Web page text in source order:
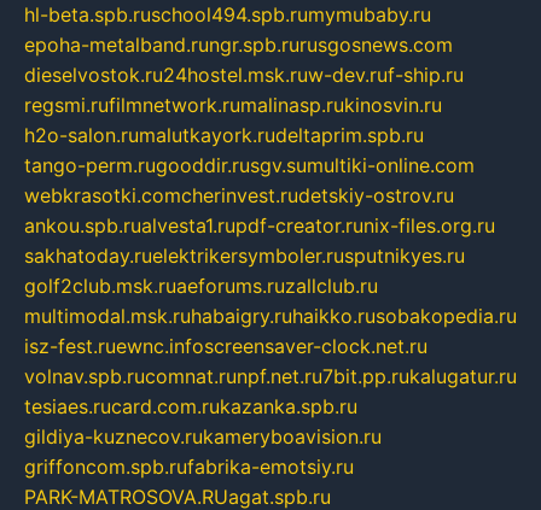
hl-beta.spb.ruschool494.spb.rumymubaby.ru
epoha-metalband.rungr.spb.rurusgosnews.com
dieselvostok.ru24hostel.msk.ruw-dev.ruf-ship.ru
regsmi.rufilmnetwork.rumalinasp.rukinosvin.ru
h2o-salon.rumalutkayork.rudeltaprim.spb.ru
tango-perm.rugooddir.rusgv.sumultiki-online.com
webkrasotki.comcherinvest.rudetskiy-ostrov.ru
ankou.spb.rualvesta1.rupdf-creator.runix-files.org.ru
sakhatoday.ruelektrikersymboler.rusputnikyes.ru
golf2club.msk.ruaeforums.ruzallclub.ru
multimodal.msk.ruhabaigry.ruhaikko.rusobakopedia.ru
isz-fest.ruewnc.infoscreensaver-clock.net.ru
volnav.spb.rucomnat.runpf.net.ru7bit.pp.rukalugatur.ru
tesiaes.rucard.com.rukazanka.spb.ru
gildiya-kuznecov.rukameryboavision.ru
griffoncom.spb.rufabrika-emotsiy.ru
PARK-MATROSOVA.RUagat.spb.ru